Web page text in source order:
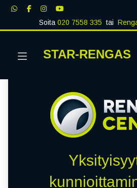
Soita020 7558 335 tai
STAR-RENGAS